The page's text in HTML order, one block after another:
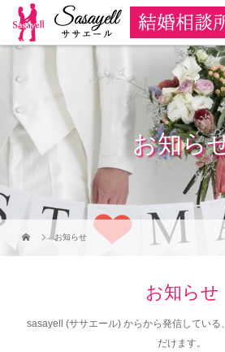
お知ら
お知らせ
お知らせ
sasayell (ササエール) からから発信している
だけます。